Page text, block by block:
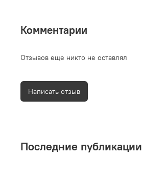
Комментарии
Отзывов еще никто не оставлял
Написать отзыв
Последние публикации